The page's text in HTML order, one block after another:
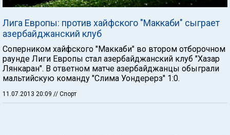
Лига Европы: против хайфского "Маккаби" сыграет
азербайджанский клуб
Соперником хайфского "Маккаби" во втором отборочном
раунде Лиги Европы стал азербайджанский клуб "Хазар
Лянкаран". В ответном матче азербайджанцы обыграли
мальтийскую команду "Слима Уондерерз" 1:0.
11.07.2013 20:09 // Спорт